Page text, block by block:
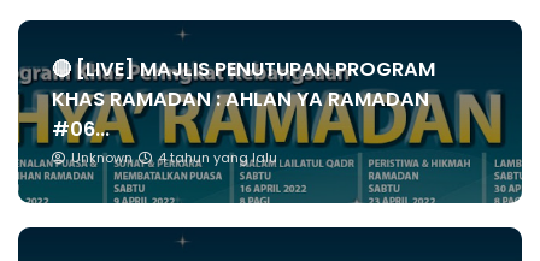
🔴 [LIVE] MAJLIS PENUTUPAN PROGRAM
KHAS RAMADAN : AHLAN YA RAMADAN
#06...
Unknown 4 tahun yang lalu